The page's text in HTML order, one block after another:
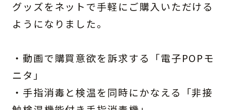
グッズをネットで手軽にご購入いただける
ようになりました。
・動画で購買意欲を訴求する「電子POPモ
ニタ」
・手指消毒と検温を同時にかなえる「非接